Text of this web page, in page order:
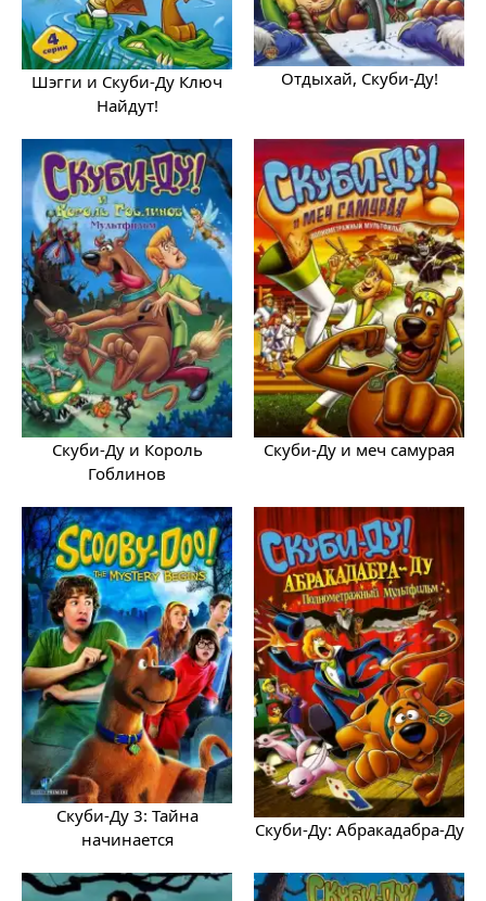
Шэгги и Скуби-Ду Ключ
Найдут!
Отдыхай, Скуби-Ду!
Скуби-Ду и Король
Гоблинов
Скуби-Ду и меч самурая
Скуби-Ду 3: Тайна
начинается
Скуби-Ду: Абракадабра-Ду